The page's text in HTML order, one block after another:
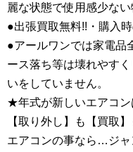
麗な状態で使用感少ない
●出張買取無料!!・購入
●アールワンでは家電品
ース落ち等は壊れやす
いをしていません。
★年式が新しいエアコン
【取り外し】も【買取
エアコンの事なら…ジャ